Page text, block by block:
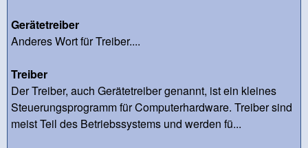
Gerätetreiber
Anderes Wort für Treiber....
Treiber
Der Treiber, auch Gerätetreiber genannt, ist ein kleines
Steuerungsprogramm für Computerhardware. Treiber sind
meist Teil des Betriebssystems und werden fü...